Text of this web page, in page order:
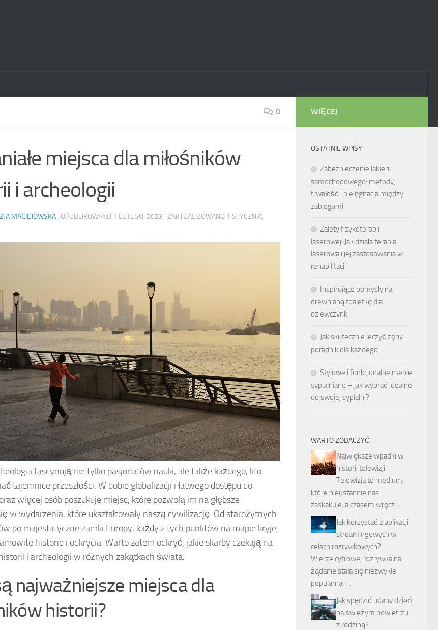
0
miejsca dla miłośników
i archeologii
MACIEJOWSKA · OPUBLIKOWANO 1 LUTEGO, 2023 · ZAKTUALIZOWANO 1 STYCZNIA,
fascynują nie tylko pasjonatów nauki, ale także każdego, kto
tajemnice przeszłości. W dobie globalizacji i łatwego dostępu do
więcej osób poszukuje miejsc, które pozwolą im na głębsze
w wydarzenia, które ukształtowały naszą cywilizację. Od starożytnych
po majestatyczne zamki Europy, każdy z tych punktów na mapie kryje
historie i odkrycia. Warto zatem odkryć, jakie skarby czekają na
i archeologii w różnych zakątkach świata.
najważniejsze miejsca dla
historii?
WIĘCEJ
OSTATNIE WPISY
Zabezpieczenie lakieru
samochodowego: metody,
trwałość i pielęgnacja między
zabiegami
Zalety fizykoterapii
laserowej: Jak działa terapia
laserowa i jej zastosowania w
rehabilitacji
Inspirujące pomysły na
drewnianą toaletkę dla
dziewczynki
Jak skutecznie leczyć zęby –
poradnik dla każdego
Stylowe i funkcjonalne meble
sypialniane – jak wybrać idealne
do swojej sypialni?
WARTO ZOBACZYĆ
Największe wpadki w
historii telewizji
Telewizja to medium,
które nieustannie nas
zaskakuje, a czasem wręcz …
Jak korzystać z aplikacji
streamingowych w
celach rozrywkowych?
W erze cyfrowej rozrywka na
żądanie stała się niezwykle
popularna, …
Jak spędzić udany dzień
na świeżym powietrzu
z rodziną?